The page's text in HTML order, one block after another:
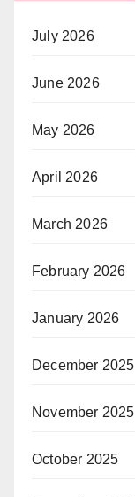
July 2026
June 2026
May 2026
April 2026
March 2026
February 2026
January 2026
December 2025
November 2025
October 2025